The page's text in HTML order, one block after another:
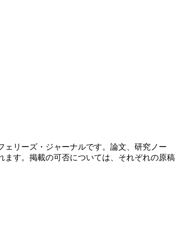
ェリーズ・ジャーナルです。論文、研究ノー
ます。掲載の可否については、それぞれの原稿